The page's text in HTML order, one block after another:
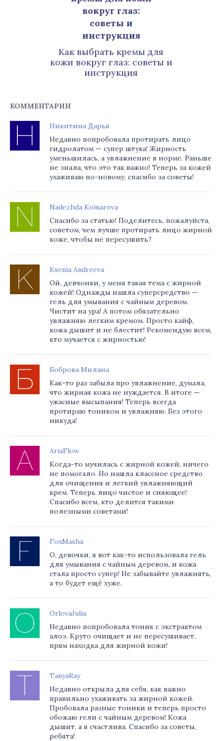
Как выбрать кремы для
кожи вокруг глаз: советы и
инструкция
КОММЕНТАРИИ
Никитина Дарья
Недавно попробовала протирать лицо
гидролатом — супер штука! Жирность
уменьшилась, а увлажнение в норме. Раньше
не знала, что это так важно! Теперь за кожей
ухаживаю по-новому, спасибо за советы!
Nadezhda Komarova
Спасибо за статью! Поделитесь, пожалуйста,
советом, чем лучше протирать лицо жирной
коже, чтобы не пересушить?
Ksenia Andreeva
Ой, девчонки, у меня такая тема с жирной
кожей! Однажды нашла суперсредство —
гель для умывания с чайным деревом.
Чистит на ура! А потом обязательно
увлажняю легким кремом. Просто кайф,
кожа дышит и не блестит! Рекомендую всем,
кто мучается с жирностью!
Боброва Милана
Как-то раз забыла про увлажнение, думала,
что жирная кожа не нуждается. В итоге —
ужасные высыпания! Теперь всегда
протираю тоником и увлажняю. Без этого
никуда!
AriaFlow
Когда-то мучилась с жирной кожей, ничего
не помогало. Но нашла классное средство
для очищения и легкий увлажняющий
крем. Теперь лицо чистое и сияющее!
Спасибо всем, кто делится такими
полезными советами!
FoxMasha
О, девочки, я вот как-то использовала гель
для умывания с чайным деревом, и кожа
стала просто супер! Не забывайте увлажнять,
а то будет ещё хуже.
OrlovaJulia
Недавно попробовала тоник с экстрактом
алоэ. Круто очищает и не пересушивает,
прям находка для жирной кожи!
TanyaRay
Недавно открыла для себя, как важно
правильно ухаживать за жирной кожей.
Пробовала разные тоники и теперь просто
обожаю гели с чайным деревом! Кожа
дышит, а я счастлива. Спасибо за советы,
ребята!